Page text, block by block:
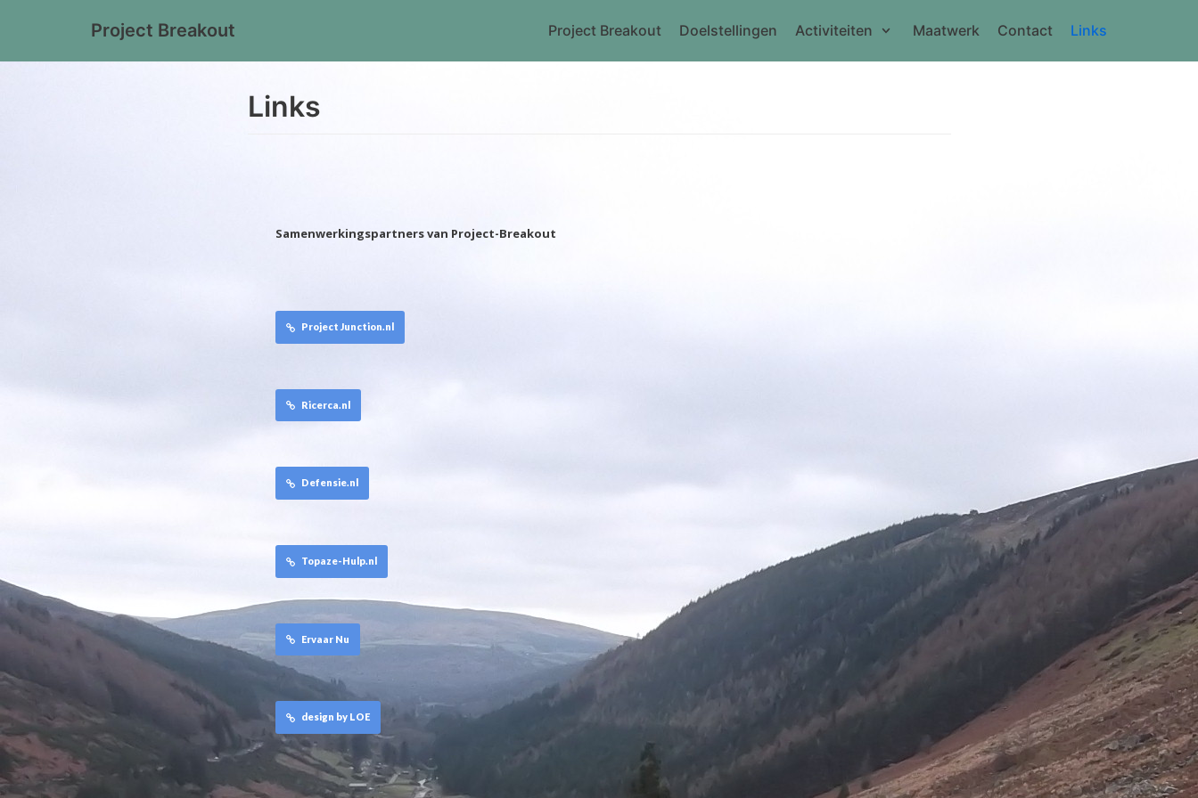
Project Breakout Project Breakout Doelstellingen Activiteiten Maatwerk Contact Links
Links
Samenwerkingspartners van Project-Breakout
Project Junction.nl
Ricerca.nl
Defensie.nl
Topaze-Hulp.nl
Ervaar Nu
design by LOE